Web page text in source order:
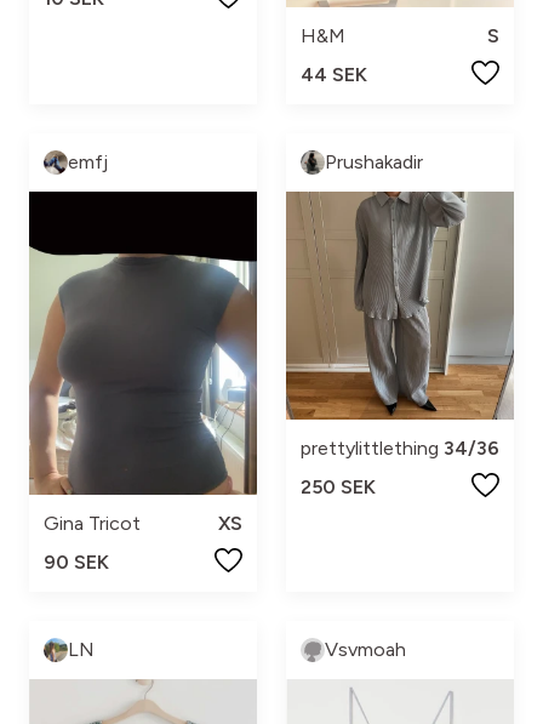
H&M
S
44 SEK
emfj
Gina Tricot
XS
90 SEK
Prushakadir
prettylittlething 34/36
250 SEK
LN Vsvmoah